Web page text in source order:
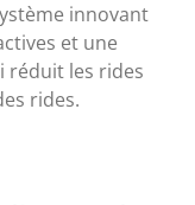
innovant
et une
réduit les rides
rides.